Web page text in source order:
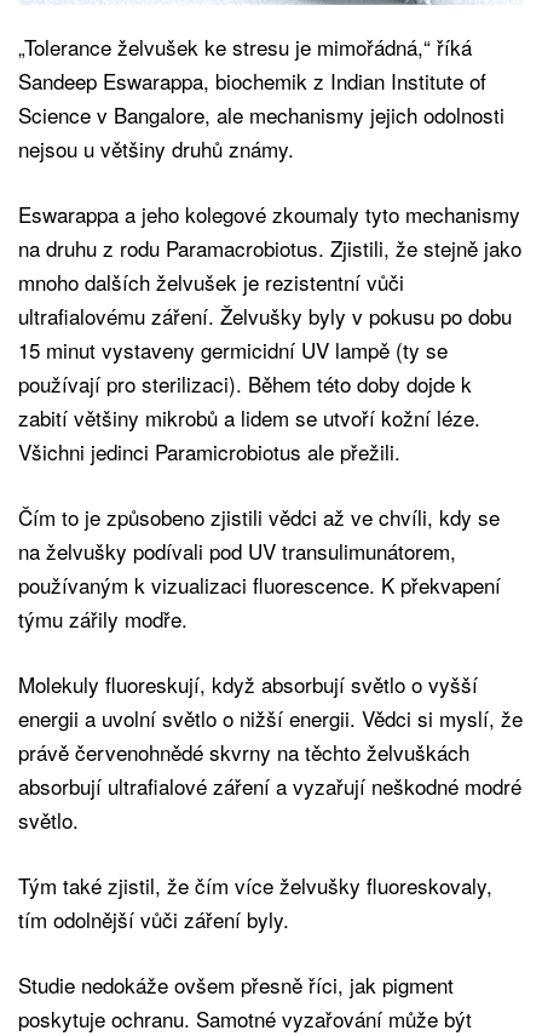
„Tolerance želvušek ke stresu je mimořádná,“ říká
Sandeep Eswarappa, biochemik z Indian Institute of
Science v Bangalore, ale mechanismy jejich odolnosti
nejsou u většiny druhů známy.
Eswarappa a jeho kolegové zkoumaly tyto mechanismy
na druhu z rodu Paramacrobiotus. Zjistili, že stejně jako
mnoho dalších želvušek je rezistentní vůči
ultrafialovému záření. Želvušky byly v pokusu po dobu
15 minut vystaveny germicidní UV lampě (ty se
používají pro sterilizaci). Během této doby dojde k
zabití většiny mikrobů a lidem se utvoří kožní léze.
Všichni jedinci Paramicrobiotus ale přežili.
Čím to je způsobeno zjistili vědci až ve chvíli, kdy se
na želvušky podívali pod UV transulimunátorem,
používaným k vizualizaci fluorescence. K překvapení
týmu zářily modře.
Molekuly fluoreskují, když absorbují světlo o vyšší
energii a uvolní světlo o nižší energii. Vědci si myslí, že
právě červenohnědé skvrny na těchto želvuškách
absorbují ultrafialové záření a vyzařují neškodné modré
světlo.
Tým také zjistil, že čím více želvušky fluoreskovaly,
tím odolnější vůči záření byly.
Studie nedokáže ovšem přesně říci, jak pigment
poskytuje ochranu. Samotné vyzařování může být